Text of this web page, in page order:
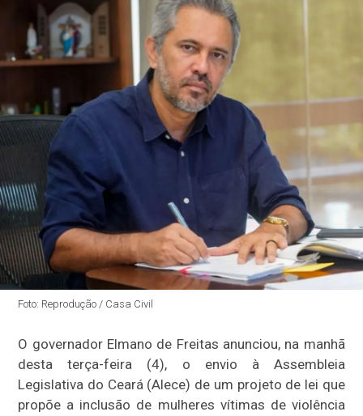
Foto: Reprodução / Casa Civil
O governador Elmano de Freitas anunciou, na manhã
desta terça-feira (4), o envio à Assembleia
Legislativa do Ceará (Alece) de um projeto de lei que
propõe a inclusão de mulheres vítimas de violência